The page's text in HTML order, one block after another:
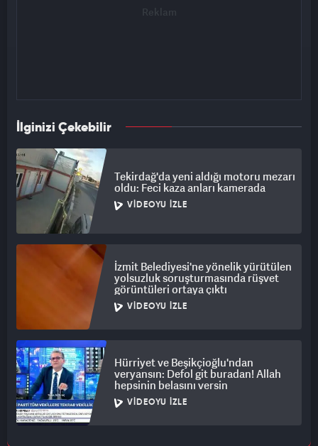
İlginizi Çekebilir
Tekirdağ'da yeni aldığı motoru mezarı
oldu: Feci kaza anları kamerada
VIDEOYU İZLE
İzmit Belediyesi'ne yönelik yürütülen
yolsuzluk soruşturmasında rüşvet
görüntüleri ortaya çıktı
VIDEOYU İZLE
Hürriyet ve Beşikçioğlu'ndan
veryansın: Defol git buradan! Allah
hepsinin belasını versin
VIDEOYU İZLE